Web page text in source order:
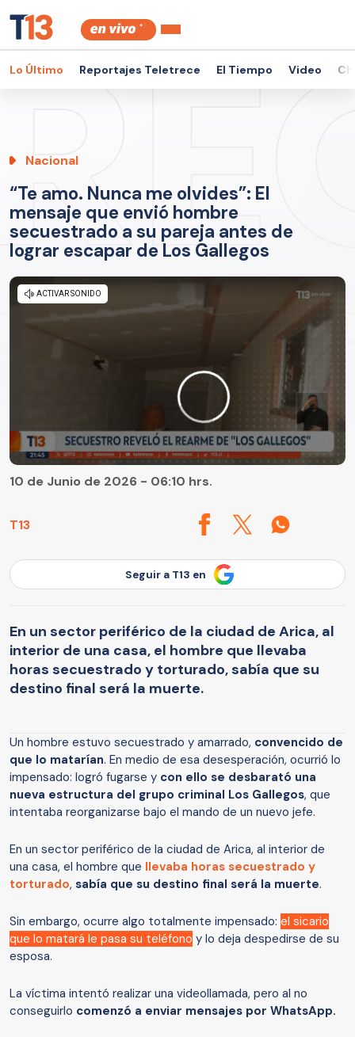
Lo Último Reportajes Teletrece El Tiempo Video
Nacional
“Te amo. Nunca me olvides”: El
mensaje que envió hombre
secuestrado a su pareja antes de
lograr escapar de Los Gallegos
T13
10 de Junio de 2026 - 06:10 hrs.
Seguir a T13 en
En un sector periférico de la ciudad de Arica, al
interior de una casa, el hombre que llevaba
horas secuestrado y torturado, sabía que su
destino final será la muerte.
Un hombre estuvo secuestrado y amarrado, convencido de
que lo matarían. En medio de esa desesperación, ocurrió lo
impensado: logró fugarse y con ello se desbarató una
nueva estructura del grupo criminal Los Gallegos, que
intentaba reorganizarse bajo el mando de un nuevo jefe.
En un sector periférico de la ciudad de Arica, al interior de
una casa, el hombre que llevaba horas secuestrado y
torturado, sabía que su destino final será la muerte.
Sin embargo, ocurre algo totalmente impensado: el sicario
que lo matará le pasa su teléfono y lo deja despedirse de su
esposa.
La víctima intentó realizar una videollamada, pero al no
conseguirlo comenzó a enviar mensajes por WhatsApp.